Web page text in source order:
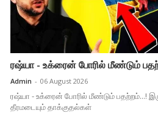
ரஷ்யா - உக்ரைன் போரில் மீண்டும்
Admin - 06 August 2026
ரஷ்யா - உக்ரைன் போரில் மீண்டும் பதற்றம்...!
தீரமடையும் தாக்குதல்கள்